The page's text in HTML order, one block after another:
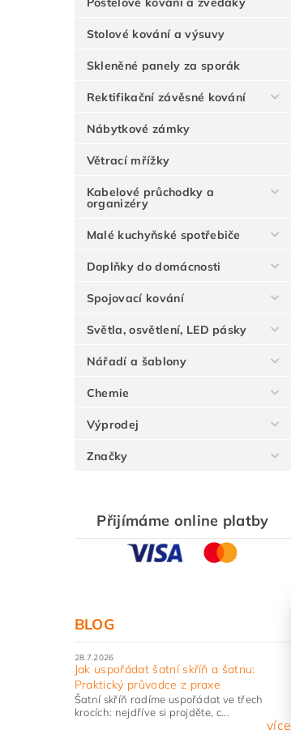
Stolové kování a výsuvy
Skleněné panely za sporák
Rektifikační závěsné kování
Nábytkové zámky
Větrací mřížky
Kabelové průchodky a
organizéry
Malé kuchyňské spotřebiče
Doplňky do domácnosti
Spojovací kování
Světla, osvětlení, LED pásky
Nářadí a šablony
Chemie
Výprodej
Značky
Přijímáme online platby
BLOG
28.7.2026
Jak uspořádat šatní skříň a šatnu:
Praktický průvodce z praxe
Šatní skříň radíme uspořádat ve třech
krocích: nejdříve si projděte, c...
více